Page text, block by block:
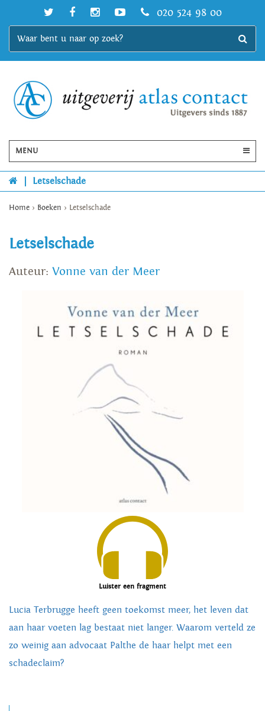
020 524 98 00
MENU
Letselschade
Home > Boeken > Letselschade
Letselschade
Auteur: Vonne van der Meer
Luister een fragment
Lucia Terbrugge heeft geen toekomst meer, het leven dat
aan haar voeten lag bestaat niet langer. Waarom verteld ze
zo weinig aan advocaat Palthe de haar helpt met een
schadeclaim?